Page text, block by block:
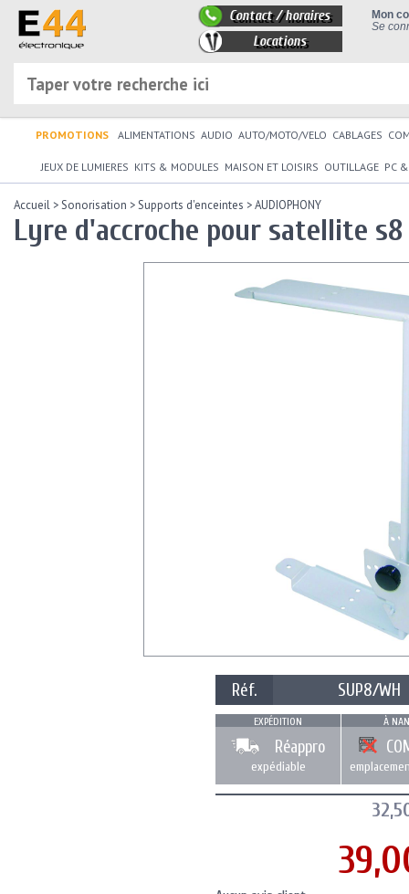
Mon
Se
Contact / horaires
Locations
PROMOTIONS ALIMENTATIONS AUDIO AUTO/MOTO/VELO CABLAGES
JEUX DE LUMIERES KITS & MODULES MAISON ET LOISIRS OUTILLAGE PC
Accueil >Sonorisation >Supports d'enceintes >AUDIOPHONY
Lyre d'accroche pour satellite
Réf. SUP8/WH
EXPÉDITION
Réappro
expédiable
À